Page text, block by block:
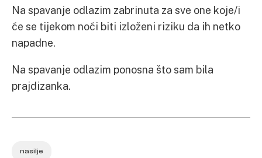
Na spavanje odlazim zabrinuta za sve one koje/i
će se tijekom noći biti izloženi riziku da ih netko
napadne.
Na spavanje odlazim ponosna što sam bila
prajdizanka.
nasilje